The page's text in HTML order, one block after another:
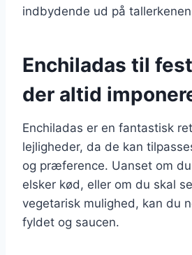
indbydende ud på
Enchiladas til
der altid
Enchiladas er en fantastisk
lejligheder, da de kan
og præference. Uanset om
elsker kød, eller om du skal
vegetarisk mulighed, kan du
fyldet og saucen.